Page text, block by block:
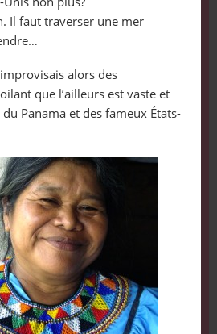
Il faut traverser une mer
alors des
que l’ailleurs est vaste et
du Panama et des fameux États-